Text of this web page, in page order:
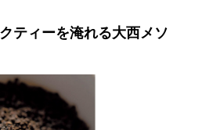
ティーを淹れる大西メソ